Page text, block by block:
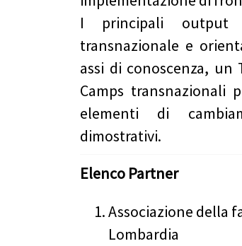
I principali output
transnazionale e
assi di conoscenza, un
Camps transnazionali
elementi di
dimostrativi.
Elenco Partner
Associazione della
Lombardia